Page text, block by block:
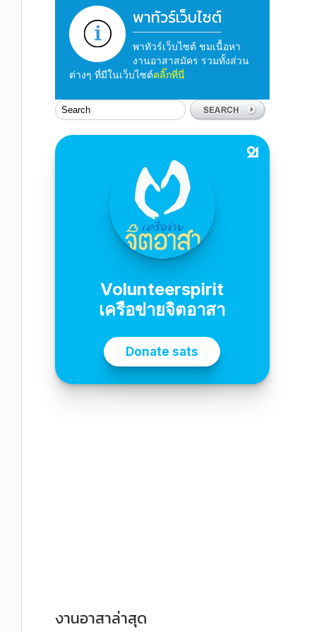
พาทัวร์เว็บไซต์
พาทัวร์เว็บไซต์ ชมเนื้อหา
งานอาสาสมัคร รวมทั้งส่วน
ต่างๆ ที่มีในเว็บไซต์คลิ๊กที่นี่
งานอาสาล่าสุด